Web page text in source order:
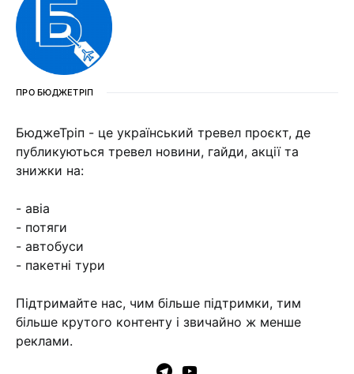
ПРО БЮДЖЕТРІП
БюджеТріп - це український тревел проєкт, де
публикуються тревел новини, гайди, акції та
знижки на:
- авіа
- потяги
- автобуси
- пакетні тури
Підтримайте нас, чим більше підтримки, тим
більше крутого контенту і звичайно ж менше
реклами.